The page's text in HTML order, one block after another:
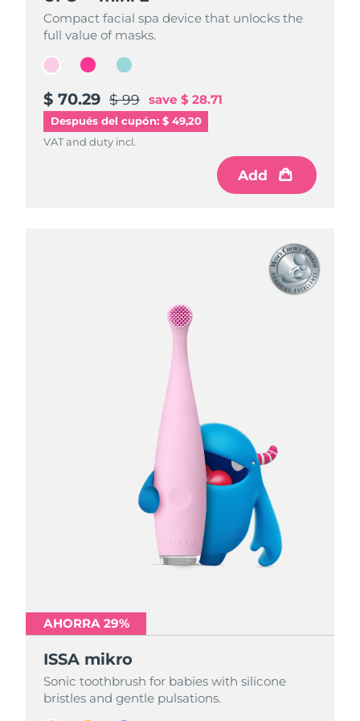
Compact facial spa device that unlocks the
full value of masks.
$ 70.29 $ 99 save $ 28.71
Después del cupón: $ 49,20
VAT and duty incl.
Add
Compact facial spa device that unlocks the
full value of masks.
$ 70.29 $ 99 save $ 28.71
VAT and duty incl.
Add
Compact facial spa device that unlocks the
full value of masks.
$ 70.29 $ 99 save $ 28.71
VAT and duty incl.
Add
AHORRA 29%
ISSA mikro
Sonic toothbrush for babies with silicone
bristles and gentle pulsations.
AHORRA 29%
ISSA mikro
Sonic toothbrush for babies with silicone
bristles and gentle pulsations.
AHORRA 29%
ISSA mikro
Sonic toothbrush for babies with silicone
bristles and gentle pulsations.